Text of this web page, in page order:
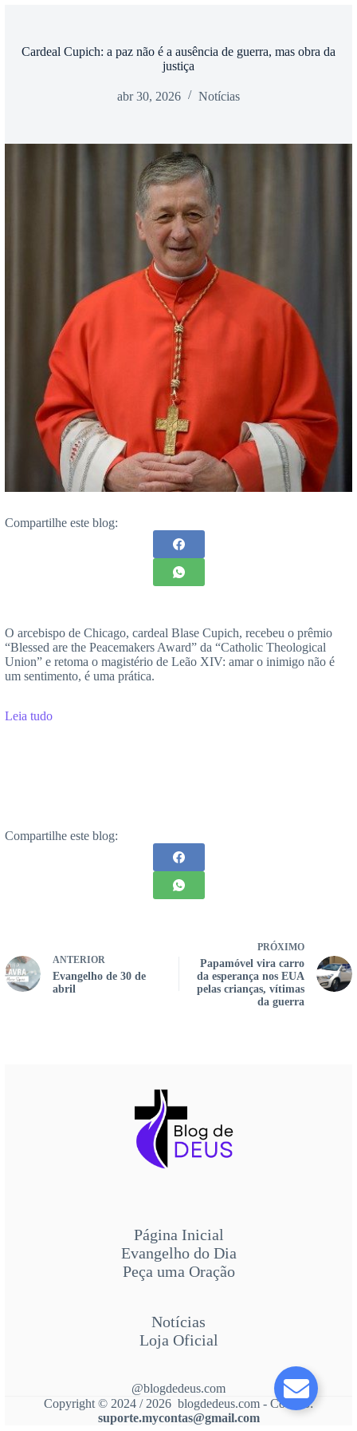
Cardeal Cupich: a paz não é a ausência de guerra, mas obra da
justiça
abr 30, 2026 Notícias
Compartilhe este blog:
O arcebispo de Chicago, cardeal Blase Cupich, recebeu o prêmio
“Blessed are the Peacemakers Award” da “Catholic Theological
Union” e retoma o magistério de Leão XIV: amar o inimigo não é
um sentimento, é uma prática.
Leia tudo
Compartilhe este blog:
ANTERIOR
Evangelho de 30 de
abril
PRÓXIMO
Papamóvel vira carro
da esperança nos EUA
pelas crianças, vítimas
da guerra
Página Inicial
Evangelho do Dia
Peça uma Oração
Notícias
Loja Oficial
@blogdedeus.com
Copyright © 2024 / 2026 blogdedeus.com - Contato:
suporte.mycontas@gmail.com